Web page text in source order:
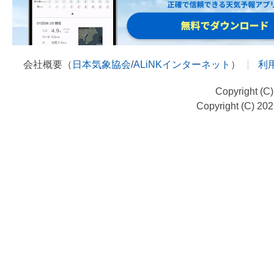
会社概要（ 日本気象協会/ALiNKインターネット ） 利
Copyright
Copyright (C)